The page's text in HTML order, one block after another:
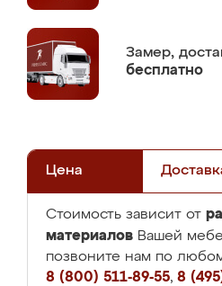
Замер,
бесплатно
Цена
Стоимость зависит от
материалов Вашей
позвоните нам по
8 (800) 511-89-55, 8